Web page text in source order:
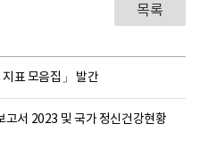
목록
지표 모음집」 발간
고서 2023 및 국가 정신건강현황